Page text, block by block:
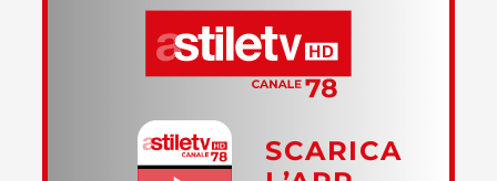
SCARICA